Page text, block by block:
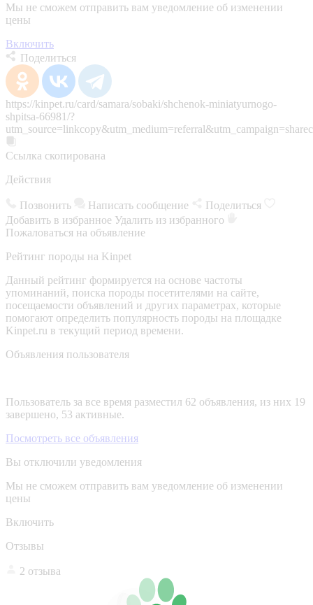
Мы не сможем отправить вам уведомление об изменении
цены
Включить
Поделиться
https://kinpet.ru/card/samara/sobaki/shchenok-miniatyurnogo-
shpitsa-66981/?
Ссылка скопирована
Действия
Позвонить Написать сообщение
Поделиться
Добавить в избранное Удалить из избранного
Пожаловаться на объявление
Рейтинг породы на Kinpet
Данный рейтинг формируется на основе частоты
упоминаний, поиска породы посетителями на сайте,
посещаемости объявлений и других параметрах, которые
помогают определить популярность породы на площадке
Kinpet.ru в текущий период времени.
Объявления пользователя
Пользователь за все время разместил 62 объявления, из них 19
завершено, 53 активные.
Посмотреть все объявления
Вы отключили уведомления
Мы не сможем отправить вам уведомление об изменении
цены
Включить
Отзывы
2 отзыва